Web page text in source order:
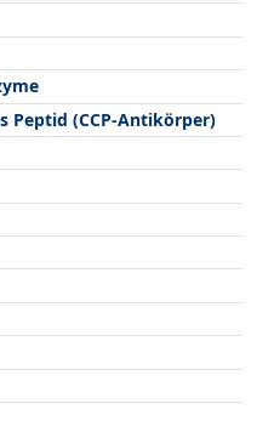
Peptid (CCP-Antikörper)